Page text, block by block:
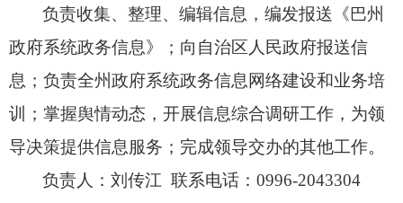
负责收集、整理、编辑信息，编发报送《巴州
政府系统政务信息》； 向自治区人民政府报送信
息； 负责全州政府系统政务信息网络建设和业务培
训； 掌握舆情动态， 开展信息综合调研工作， 为领
导决策提供信息服务； 完成领导交办的其他工作。
负责人：刘传江 联系电话：0996-2043304